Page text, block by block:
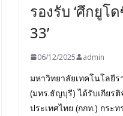
รองรับ ‘ศึกยูโ
33’
06/12/2025 admin
มหาวิทยาลัยเทคโนโลยี
(มทร.ธัญบุรี) ได้รับเกียร
ประเทศไทย (กกท.) กระท